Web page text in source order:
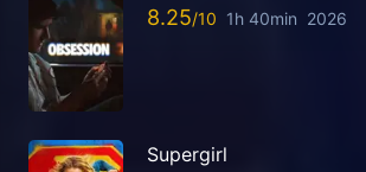
8.25 1h 40min 2026
Supergirl